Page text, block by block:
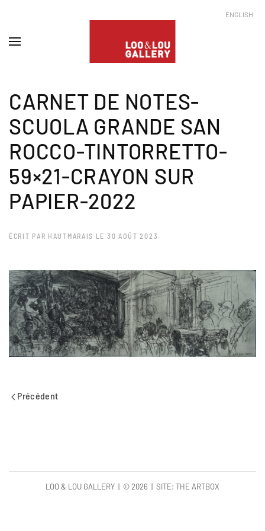
ENGLISH
CARNET DE NOTES-
SCUOLA GRANDE SAN
ROCCO-TINTORRETTO-
59×21-CRAYON SUR
PAPIER-2022
ÉCRIT PAR HAUTMARAIS LE 30 AOÛT 2023 .
Précédent
LOO & LOU GALLERY | ©2026 | SITE: THE ARTBOX